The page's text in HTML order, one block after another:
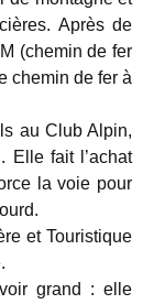
Après de
(chemin de fer
chemin de fer à
au Club Alpin,
Elle fait l’achat
la voie pour
et Touristique
grand : elle